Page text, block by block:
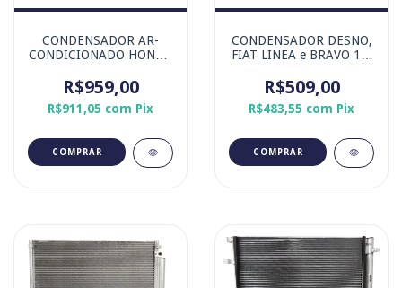
CONDENSADOR AR-
CONDICIONADO HONDA
MARCA DENSO
R$959,00
R$911,05 com Pix
CONDENSADOR DESNO,
FIAT LINEA e BRAVO 1.8
R$509,00
R$483,55 com Pix